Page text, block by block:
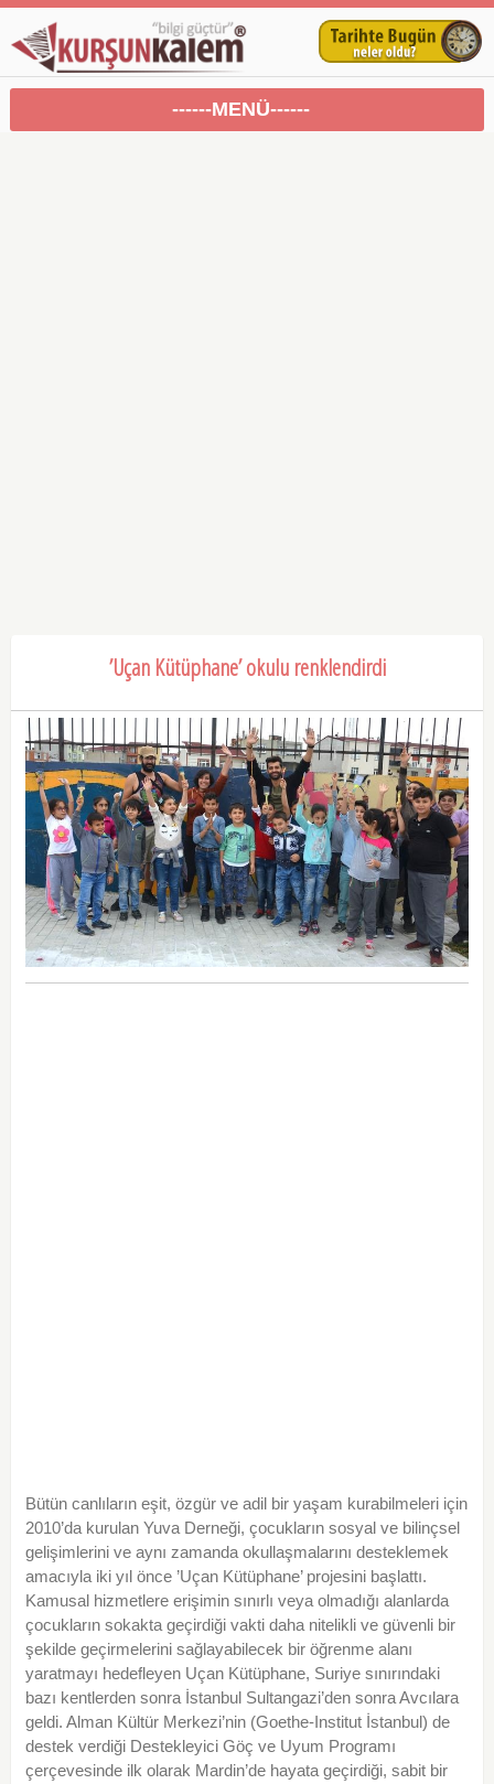
------MENÜ------
’Uçan Kütüphane’ okulu renklendirdi
Bütün canlıların eşit, özgür ve adil bir yaşam kurabilmeleri için
2010’da kurulan Yuva Derneği, çocukların sosyal ve bilinçsel
gelişimlerini ve aynı zamanda okullaşmalarını desteklemek
amacıyla iki yıl önce ’Uçan Kütüphane’ projesini başlattı.
Kamusal hizmetlere erişimin sınırlı veya olmadığı alanlarda
çocukların sokakta geçirdiği vakti daha nitelikli ve güvenli bir
şekilde geçirmelerini sağlayabilecek bir öğrenme alanı
yaratmayı hedefleyen Uçan Kütüphane, Suriye sınırındaki
bazı kentlerden sonra İstanbul Sultangazi’den sonra Avcılara
geldi. Alman Kültür Merkezi’nin (Goethe-Institut İstanbul) de
destek verdiği Destekleyici Göç ve Uyum Programı
çerçevesinde ilk olarak Mardin’de hayata geçirdiği, sabit bir